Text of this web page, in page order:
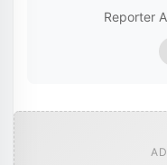
Reporter